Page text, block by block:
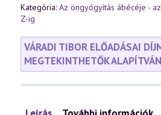
Kategória: Az öngyógyítás ábécéje -
Z-ig
VÁRADI TIBOR ELŐADÁSAI
MEGTEKINTHETŐK